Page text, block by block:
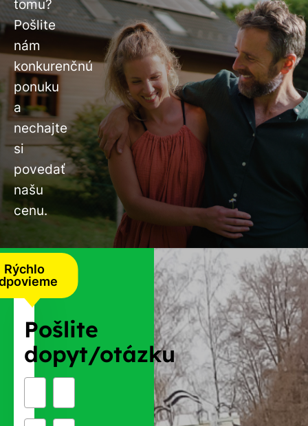
tomu?
Pošlite
nám
konkurenčnú
ponuku
a
nechajte
si
povedať
našu
cenu.
Rýchlo
Pošlite
dopyt/otázku